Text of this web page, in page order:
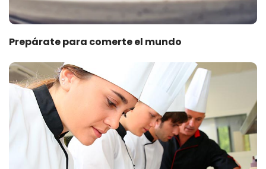
Prepárate para comerte el mundo